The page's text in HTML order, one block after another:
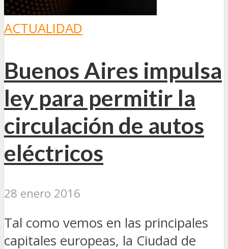
ACTUALIDAD
Buenos Aires impulsa
ley para permitir la
circulación de autos
eléctricos
28 enero 2016
Tal como vemos en las principales
capitales europeas, la Ciudad de